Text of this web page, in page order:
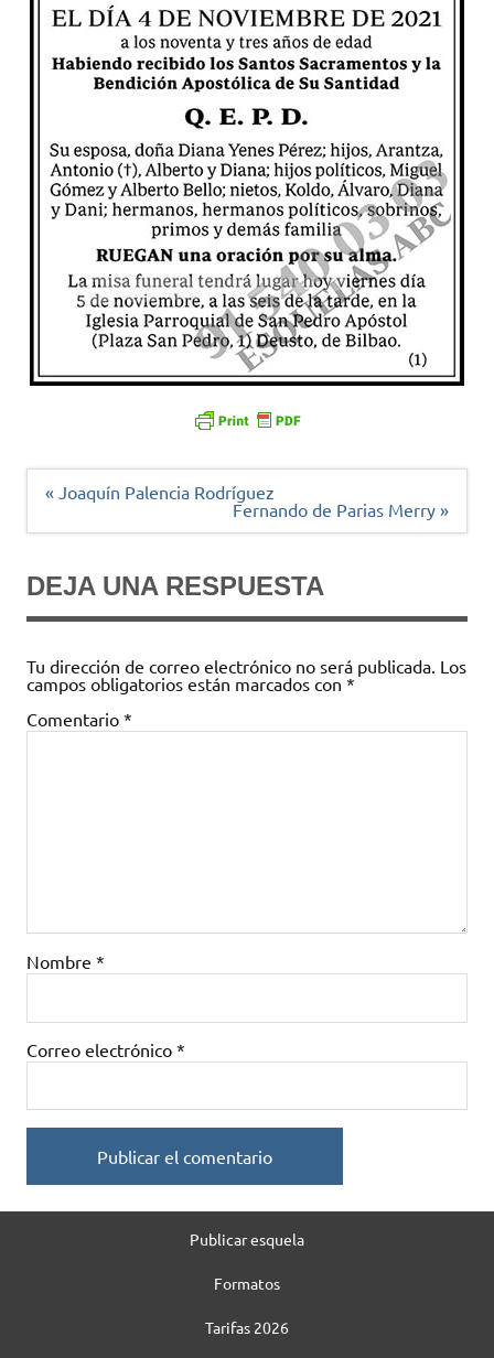
Navegación
« Joaquín Palencia Rodríguez
Fernando de Parias Merry »
DEJA UNA RESPUESTA
Tu dirección de correo electrónico no será publicada. Los
campos obligatorios están marcados con *
Comentario *
Nombre *
Correo electrónico *
Publicar esquela
Formatos
Tarifas 2026